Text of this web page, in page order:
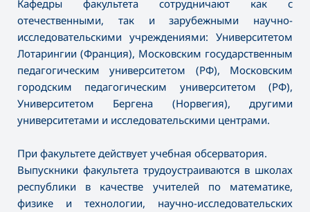
Кафедры факультета сотрудничают как с
отечественными, так и зарубежными научно-
исследовательскими учреждениями: Университетом
Лотарингии (Франция), Московским государственным
педагогическим университетом (РФ), Московским
городским педагогическим университетом (РФ),
Университетом Бергена (Норвегия), другими
университетами и исследовательскими центрами.
При факультете действует учебная обсерватория.
Выпускники факультета трудоустраиваются в школах
республики в качестве учителей по математике,
физике и технологии, научно-исследовательских